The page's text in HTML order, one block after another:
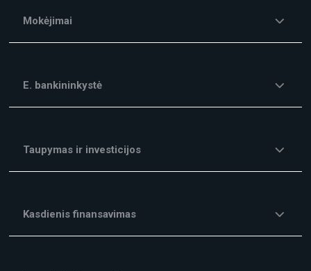
Mokėjimai
E. bankininkystė
Taupymas ir investicijos
Kasdienis finansavimas